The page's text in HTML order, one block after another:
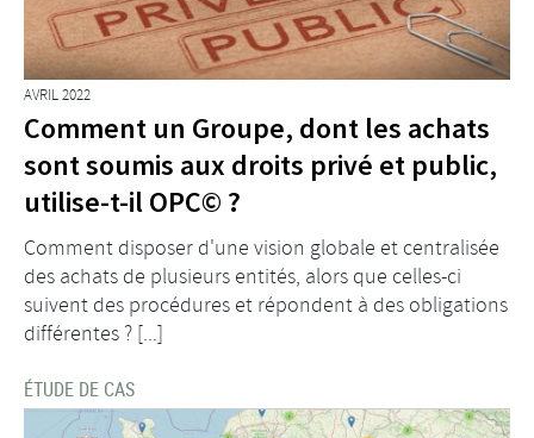
AVRIL 2022
Comment un Groupe, dont les achats
sont soumis aux droits privé et public,
utilise-t-il OPC© ?
Comment disposer d'une vision globale et centralisée
des achats de plusieurs entités, alors que celles-ci
suivent des procédures et répondent à des obligations
différentes ? [...]
ÉTUDE DE CAS